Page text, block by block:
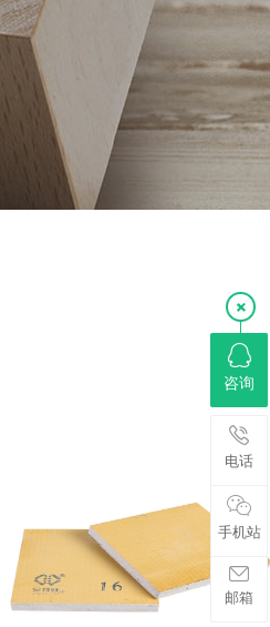
咨询
电话
手机站
邮箱